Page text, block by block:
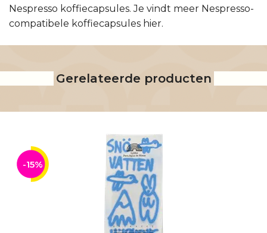
Nespresso koffiecapsules. Je vindt meer Nespresso-
compatibele koffiecapsules hier.
Gerelateerde producten
-15%